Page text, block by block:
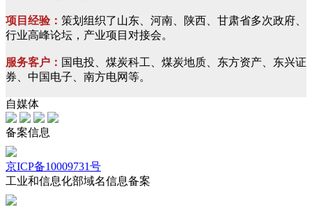
项目经验： 策划组织了山东、河南、陕西、甘肃省多次政府、
行业高峰论坛，产业项目对接会。
服务客户： 国电投、煤炭科工、煤炭地质、东方资产、东兴证
券、中国电子、南方电网等。
自媒体
备案信息
京ICP备10009731号
工业和信息化部域名信息备案